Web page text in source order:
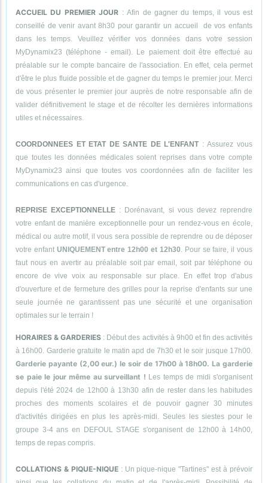
ACCUEIL DU PREMIER JOUR : Afin de gagner du temps, il vous est
conseillé de venir avant 8h30 pour garantir un accueil de vos enfants
dans les temps. Veuillez vérifier vos données dans votre session
MyDynamix23 (téléphone - email). Le paiement doit être effectué au
préalable sur le compte bancaire de l'association. En effet, cela permet
d'être le plus fluide possible et de gagner du temps le premier jour. Merci
de vous présenter le premier jour auprès de notre responsable afin de
valider définitivement le stage et de récolter les dernières informations
utiles et nécessaires.
COORDONNEES ET ETAT DE SANTE DE L'ENFANT: Assurez vous
que toutes les données médicales soient reprises dans votre compte
MyDynamix23 ainsi que toutes vos coordonnées afin de faciliter les
communications en cas d'urgence.
REPRISE EXCEPTIONNELLE : Dorénavant, si vous devez reprendre
votre enfant de manière exceptionnelle pour un rendez-vous en école,
médical ou autre motif, il vous sera possible de reprendre ou de déposer
votre enfant UNIQUEMENT entre 12h00 et 12h30 . Pour se faire, il vous
faut nous en avertir au préalable soit par email, soit par téléphone ou
encore de vive voix au responsable sur place. En effet trop d'abus
d'ouverture et de fermeture des grilles pour la reprise d'enfants sur une
seule journée ne garantissent pas une sécurité et une organisation
optimales sur le terrain !
HORAIRES & GARDERIES : Début des activités à 9h00 et fin des activités
à 16h00. Garderie gratuite le matin apd de 7h30 et le soir jusque 17h00.
Garderie payante (2,00 eur.) le soir de 17h00 à 18h00. La garderie
se paie le jour même au surveillant ! Les temps de midi s'organisent
depuis l'été 2024 de 12h00 à 13h30 afin de rester dans les habitudes
proches des moments scolaires et de pouvoir gagner 30 minutes
d'activités dirigées en plus les après-midi. Seules les siestes pour le
groupe 3-4 ans en DEFOUL STAGE s'organisent de 12h00 à 14h00,
temps de repas compris.
COLLATIONS & PIQUE-NIQUE: Un pique-nique "Tartines" est à prévoir